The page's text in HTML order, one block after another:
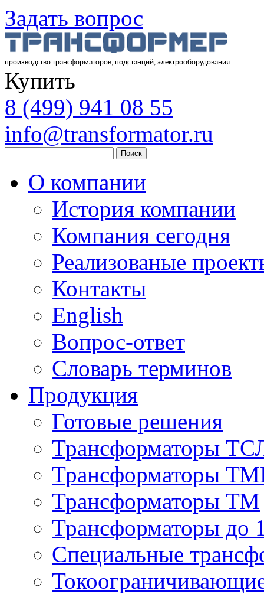
Задать вопрос
производство трансформаторов, подстанций, электрооборудования
Купить
8 (499) 941 08 55
info@transformator.ru
Поиск
О компании
История компании
Компания сегодня
Реализованые
Контакты
English
Вопрос-ответ
Словарь терминов
Продукция
Готовые решения
Трансформаторы
Трансформаторы
Трансформаторы ТМ
Трансформаторы
Специальные